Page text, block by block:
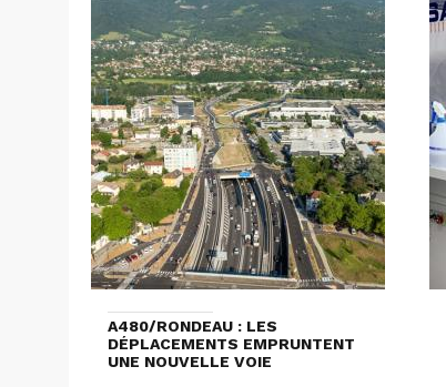
A480/RONDEAU : LES
DÉPLACEMENTS EMPRUNTENT
UNE NOUVELLE VOIE